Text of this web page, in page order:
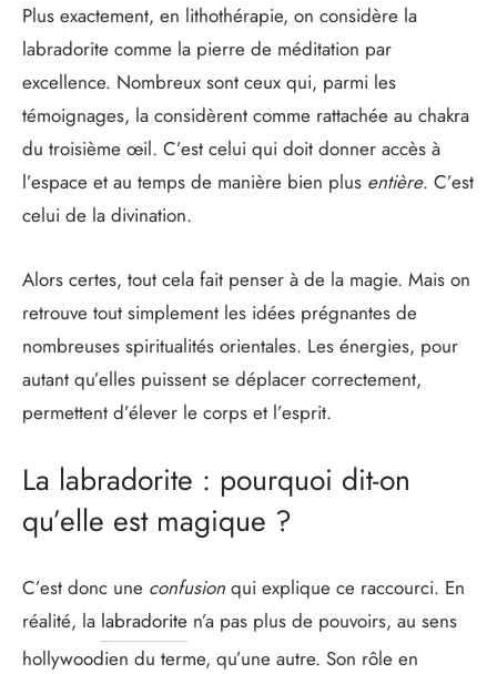
Plus exactement, en lithothérapie, on considère la
labradorite comme la pierre de méditation par
excellence. Nombreux sont ceux qui, parmi les
témoignages, la considèrent comme rattachée au chakra
du troisième œil. C’est celui qui doit donner accès à
l’espace et au temps de manière bien plus entière. C’est
celui de la divination.
Alors certes, tout cela fait penser à de la magie. Mais on
retrouve tout simplement les idées prégnantes de
nombreuses spiritualités orientales. Les énergies, pour
autant qu’elles puissent se déplacer correctement,
permettent d’élever le corps et l’esprit.
La labradorite : pourquoi dit-on
qu’elle est magique ?
C’est donc une confusion qui explique ce raccourci. En
réalité, la labradorite n’a pas plus de pouvoirs, au sens
hollywoodien du terme, qu’une autre. Son rôle en